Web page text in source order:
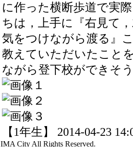
に作った横断歩道で実
ちは，上手に『右見て
気をつけながら渡る』
教えていただいたこと
ながら登下校ができそ
【1年生】 2014-04-23
City All Rights Reserved.